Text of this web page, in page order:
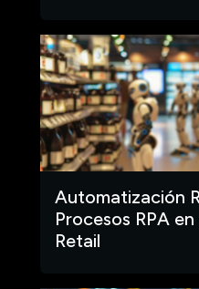
Automatización
Procesos RPA
Retail